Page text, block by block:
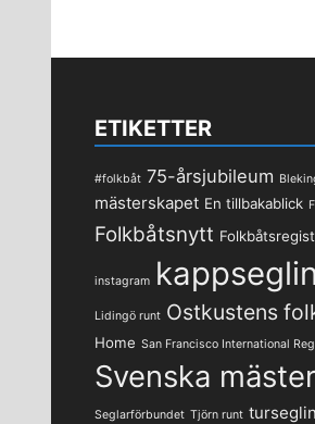
ETIKETTER
#folkbåt 75-årsjubileum
mästerskapet En tillbakablick
Folkbåtsnytt
instagram
Lidingö runt Ostkustens
Home San Francisco International
Svenska
Seglarförbundet Tjörn runt